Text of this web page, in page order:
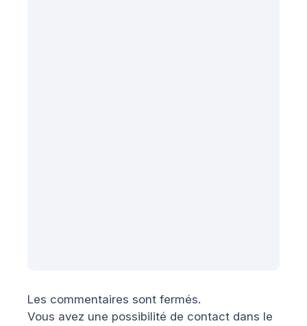
Les commentaires sont fermés.
Vous avez une possibilité de contact dans le